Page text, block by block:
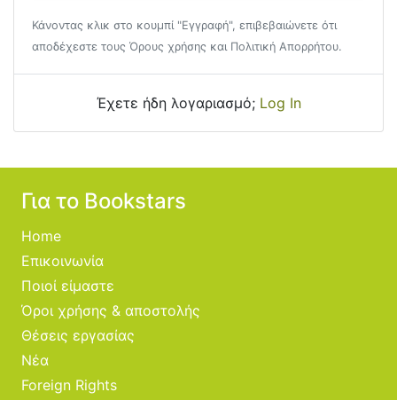
Κάνοντας κλικ στο κουμπί "Εγγραφή", επιβεβαιώνετε ότι
αποδέχεστε τους Όρους χρήσης και Πολιτική Απορρήτου.
Έχετε ήδη λογαριασμό; Log In
Για το Bookstars
Home
Επικοινωνία
Ποιοί είμαστε
Όροι χρήσης & αποστολής
Θέσεις εργασίας
Νέα
Foreign Rights